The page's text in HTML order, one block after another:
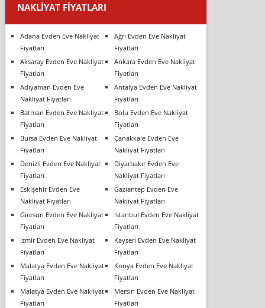
NAKLIYAT FIYATLARI
Adana Evden Eve Nakliyat
Fiyatları
Ağrı Evden Eve Nakliyat
Fiyatları
Aksaray Evden Eve Nakliyat
Fiyatları
Ankara Evden Eve Nakliyat
Fiyatları
Adıyaman Evden Eve
Nakliyat Fiyatları
Antalya Evden Eve Nakliyat
Fiyatları
Batman Evden Eve Nakliyat
Fiyatları
Bolu Evden Eve Nakliyat
Fiyatları
Bursa Evden Eve Nakliyat
Fiyatları
Çanakkale Evden Eve
Nakliyat Fiyatları
Denizli Evden Eve Nakliyat
Fiyatları
Diyarbakır Evden Eve
Nakliyat Fiyatları
Eskişehir Evden Eve
Nakliyat Fiyatları
Gaziantep Evden Eve
Nakliyat Fiyatları
Giresun Evden Eve Nakliyat
Fiyatları
İstanbul Evden Eve Nakliyat
Fiyatları
İzmir Evden Eve Nakliyat
Fiyatları
Kayseri Evden Eve Nakliyat
Fiyatları
Malatya Evden Eve Nakliyat
Fiyatları
Konya Evden Eve Nakliyat
Fiyatları
Malatya Evden Eve Nakliyat
Fiyatları
Mersin Evden Eve Nakliyat
Fiyatları